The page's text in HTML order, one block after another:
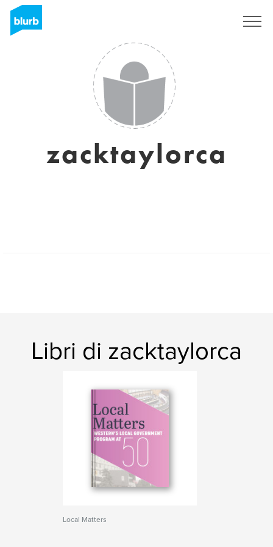
zacktaylorca
Libri di zacktaylorca
Local Matters